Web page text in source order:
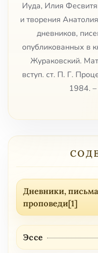
Иуда, Илия
и творения
дневников,
опубликованных в
Жураковский.
вступ. ст. П. Г.
1984.
Дневники,
проповеди[1]
Эссе